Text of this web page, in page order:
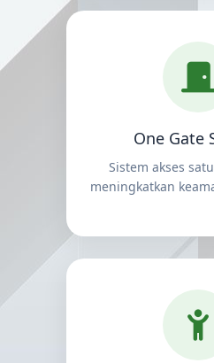
One Gate
Sistem akses
meningkatkan